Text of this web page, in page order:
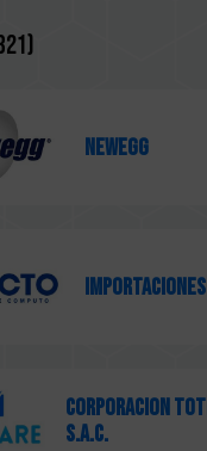
)
Newegg
CORPORACION
S.A.C.